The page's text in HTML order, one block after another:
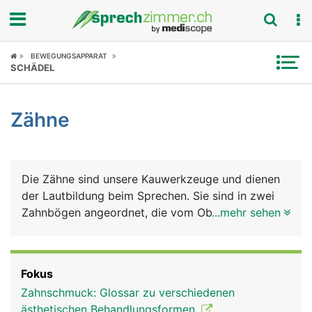
Fokus
Symptome
News
Rubriken
BEWEGUNGSAPPARAT
SCHÄDEL
Zähne
Die Zähne sind unsere Kauwerkzeuge und dienen
der Lautbildung beim Sprechen. Sie sind in zwei
Zahnbögen angeordnet, die vom Oberkiefer- und
mittleren Kindesalter vom bleibenden Gebiss
ersetzt wird, das aus 32 Zähnen besteht: auf jeder
...mehr sehen
Fokus
Zahnschmuck: Glossar zu verschiedenen
ästhetischen Behandlungsformen